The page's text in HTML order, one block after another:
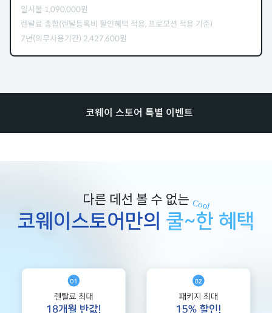
일시불 1,090,000원
렌탈료 총합(렌탈등록비 할인혜택 적용, 프로모션 적용 기준)
7년(의무사용기간) 2,427,600원
코웨이 스토어 특별 이벤트